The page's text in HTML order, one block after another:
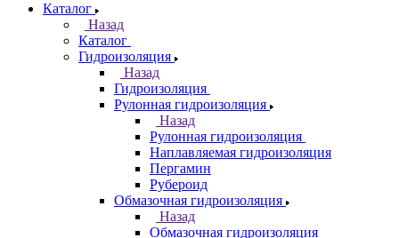
Каталог
Назад
Каталог
Гидроизоляция
Назад
Гидроизоляция
Рулонная гидроизоляция
Назад
Рулонная гидроизоляция
Наплавляемая гидроизоляция
Пергамин
Рубероид
Обмазочная гидроизоляция
Назад
Обмазочная гидроизоляция